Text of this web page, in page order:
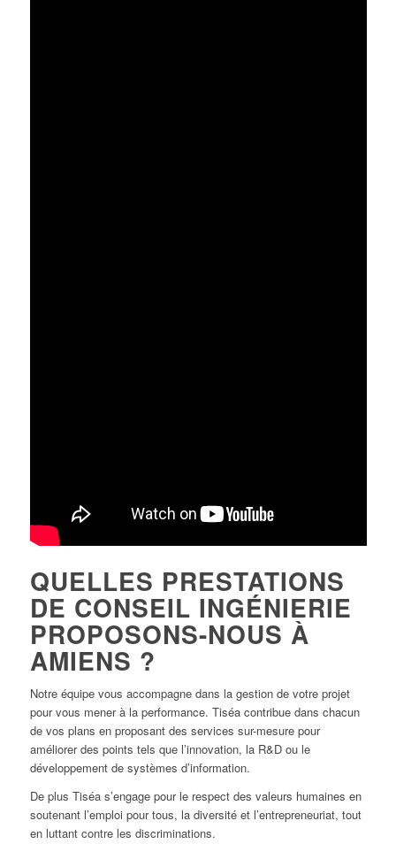
QUELLES PRESTATIONS
DE CONSEIL INGÉNIERIE
PROPOSONS-NOUS À
AMIENS ?
Notre équipe vous accompagne dans la gestion de votre projet
pour vous mener à la performance. Tiséa contribue dans chacun
de vos plans en proposant des services sur-mesure pour
améliorer des points tels que l’innovation, la R&D ou le
développement de systèmes d’information.
De plus Tiséa s’engage pour le respect des valeurs humaines en
soutenant l’emploi pour tous, la diversité et l’entrepreneuriat, tout
en luttant contre les discriminations.